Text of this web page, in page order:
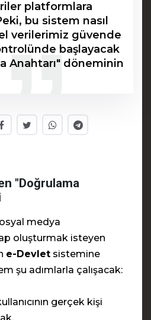
platformlara
bu sistem nasıl
verilerimiz güvende
başlayacak
Anahtarı" döneminin
"Doğrulama
medya
oluşturmak isteyen
e-Devlet sistemine
şu adımlarla çalışacak:
gerçek kişi